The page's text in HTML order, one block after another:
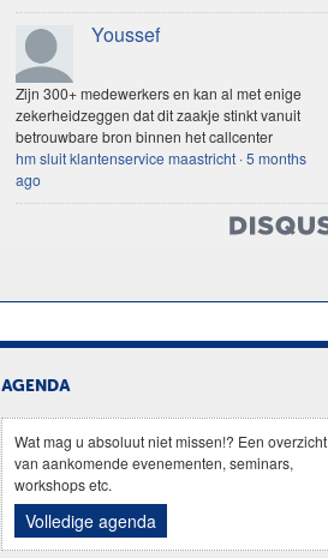
Youssef
Zijn 300+ medewerkers en kan al met enige
zekerheidzeggen dat dit zaakje stinkt vanuit
betrouwbare bron binnen het callcenter
hm sluit klantenservice maastricht ·5 months
ago
AGENDA
Wat mag u absoluut niet missen!? Een overzicht
van aankomende evenementen, seminars,
workshops etc.
Volledige agenda